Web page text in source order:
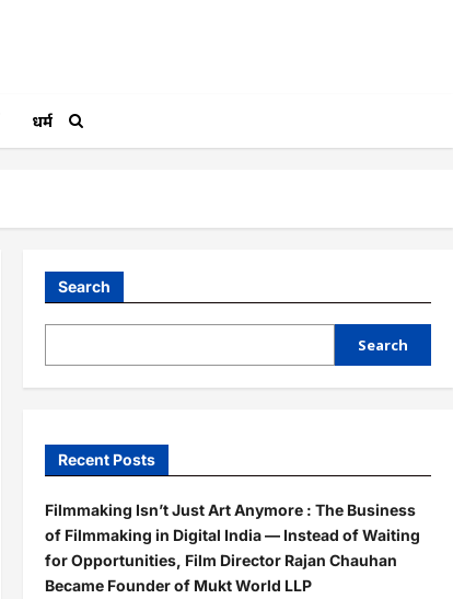
धर्म
Search
Search
Recent Posts
Filmmaking Isn’t Just Art Anymore : The Business
of Filmmaking in Digital India — Instead of Waiting
for Opportunities, Film Director Rajan Chauhan
Became Founder of Mukt World LLP